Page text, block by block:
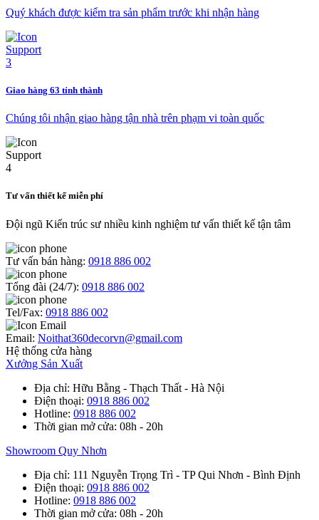
Quý khách được kiểm tra sản phẩm trước khi nhận hàng
Giao hàng 63 tỉnh thành
Chúng tôi nhận giao hàng tận nhà trên phạm vi toàn quốc
Tư vấn thiết kế miễn phí
Đội ngũ Kiến trúc sư nhiều kinh nghiệm tư vấn thiết kế tận tâm
Tư vấn bán hàng: 0918 886 002
Tổng đài (24/7): 0918 886 002
Tel/Fax: 0918 886 002
Email: Noithat360decorvn@gmail.com
Hệ thống cửa hàng
Xưởng Sản Xuất
Địa chỉ: Hữu Bằng - Thạch Thất - Hà Nội
Điện thoại: 0918 886 002
Hotline: 0918 886 002
Thời gian mở cửa: 08h - 20h
Showroom Quy Nhơn
Địa chỉ: 111 Nguyễn Trọng Trì - TP Qui Nhơn - Bình Định
Điện thoại: 0918 886 002
Hotline: 0918 886 002
Thời gian mở cửa: 08h - 20h